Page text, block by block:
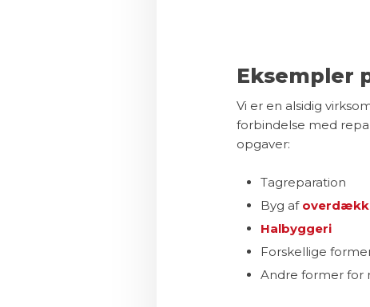
Eksempler
Vi er en alsidig
forbindelse med
opgaver:
Tagreparation
​Byg af
Halbyggeri
​Forskellige
​Andre former for